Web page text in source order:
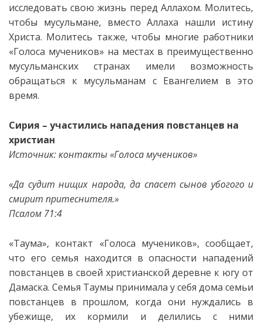
исследовать свою жизнь перед Аллахом. Молитесь,
чтобы мусульмане, вместо Аллаха нашли истину
Христа. Молитесь также, чтобы многие работники
«Голоса мучеников» на местах в преимущественно
мусульманских странах имели возможность
обращаться к мусульманам с Евангелием в это
время.
Сирия – учаcтились нападения повстанцев на
христиан
Источник: контакты «Голоса мучеников»
«Да судит нищих народа, да спасет сынов убогого и
смирит притеснителя.»
Псалом 71:4
«Таума», контакт «Голоса мучеников», сообщает,
что его семья находится в опасности нападений
повстанцев в своей христианской деревне к югу от
Дамаска. Семья Таумы принимала у себя дома семьи
повстанцев в прошлом, когда они нуждались в
убежище, их кормили и делились с ними